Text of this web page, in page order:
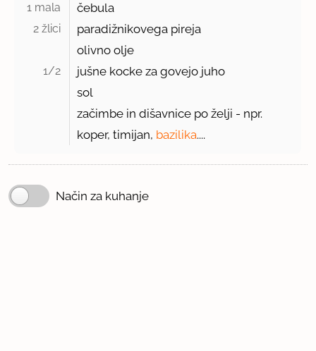
1 mala čebula
2 žlici
paradižnikovega pireja
olivno olje
1/2
jušne kocke za govejo juho
sol
začimbe in dišavnice po želji - npr.
koper, timijan, bazilika....
Način za kuhanje